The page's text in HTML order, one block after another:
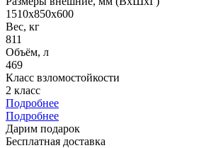
1510x850x600
Вес, кг
811
Объём, л
469
Класс взломостойкости
2 класс
Подробнее
Подробнее
Дарим подарок
Бесплатная доставка